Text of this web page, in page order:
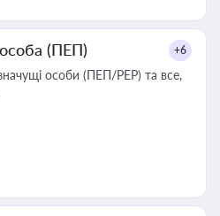
(ПЕП) +6
особи (ПЕП/PEP) та все,